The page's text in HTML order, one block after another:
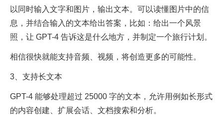
以同时输入文字和图片，输出文本。可以读懂图片中的信
息，并结合输入的文本给出答案，比如：给出一个风景
照，让 GPT-4 告诉这是什么地方，并制定一个旅行计划。
相信很快就能支持音频、视频，将创造更多的可能性。
3、支持长文本
GPT-4 能够处理超过 25000 字的文本，允许用例如长形式
的内容创建、扩展会话、文档搜索和分析。